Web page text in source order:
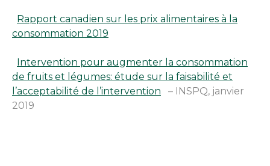
Rapport canadien sur les prix alimentaires à la
consommation 2019
Intervention pour augmenter la consommation
de fruits et légumes: étude sur la faisabilité et
l’acceptabilité de l’intervention
– INSPQ, janvier
2019